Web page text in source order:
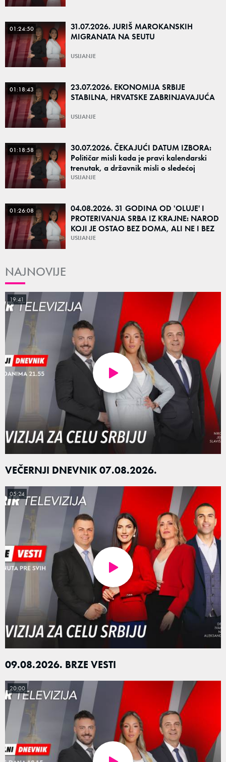
01:24:50
31.07.2026. JURIŠ MAROKANSKIH
MIGRANATA NA SEUTU
USIJANJE
01:18:43
23.07.2026. EKONOMIJA SRBIJE
STABILNA, HRVATSKE ZABRINJAVAJUĆA
USIJANJE
01:18:58
30.07.2026. ČEKAJUĆI DATUM IZBORA:
Političar misli kada je pravi kalendarski
trenutak, a državnik misli o sledećoj
generaciji
USIJANJE
01:26:08
04.08.2026. 31 GODINA OD 'OLUJE' I
PROTERIVANJA SRBA IZ KRAJNE: NAROD
KOJI JE OSTAO BEZ DOMA, ALI NE I BEZ
KORENA
USIJANJE
NAJNOVIJE
VEČERNJI DNEVNIK 07.08.2026.
19:41
09.08.2026. BRZE VESTI
05:24
20:00